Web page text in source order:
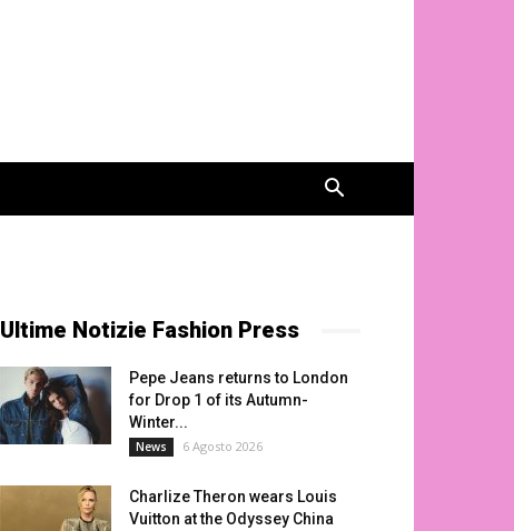
Ultime Notizie Fashion Press
Pepe Jeans returns to London
for Drop 1 of its Autumn-
Winter...
News 6 Agosto 2026
Charlize Theron wears Louis
Vuitton at the Odyssey China